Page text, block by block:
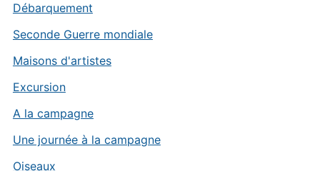
Débarquement
Seconde Guerre mondiale
Maisons d'artistes
Excursion
A la campagne
Une journée à la campagne
Oiseaux